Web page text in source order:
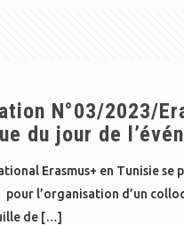
N°03/2023/
du jour de
Erasmus+ en Tunisie se
l’organisation d’un
de[…]